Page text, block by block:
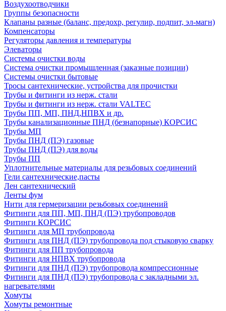
Воздухоотводчики
Группы безопасности
Клапаны разные (баланс, предохр, регулир, подпит, эл-магн)
Компенсаторы
Регуляторы давления и температуры
Элеваторы
Системы очистки воды
Система очистки промышленная (заказные позиции)
Системы очистки бытовые
Тросы сантехнические, устройства для прочистки
Трубы и фитинги из нерж. стали
Трубы и фитинги из нерж. стали VALTEC
Трубы ПП, МП, ПНД,НПВХ и др.
Трубы канализационные ПНД (безнапорные) КОРСИС
Трубы МП
Трубы ПНД (ПЭ) газовые
Трубы ПНД (ПЭ) для воды
Трубы ПП
Уплотнительные материалы для резьбовых соединений
Гели сантехнические,пасты
Лен сантехнический
Ленты фум
Нити для гермеризации резьбовых соединений
Фитинги для ПП, МП, ПНД (ПЭ) трубопроводов
Фитинги КОРСИС
Фитинги для МП трубопровода
Фитинги для ПНД (ПЭ) трубопровода под стыковую сварку
Фитинги для ПП трубопровода
Фитинги для НПВХ трубопровода
Фитинги для ПНД (ПЭ) трубопровода компрессионные
Фитинги для ПНД (ПЭ) трубопровода с закладными эл.
нагревателями
Хомуты
Хомуты ремонтные